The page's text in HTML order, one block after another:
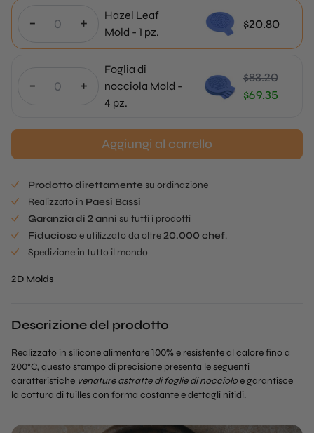
- +
Hazel Leaf
Mold - 1 pz.
$20.80
- +
Foglia di
nocciola Mold -
4 pz.
$83.20
Il
originale
$69.35
prezzo
Aggiungi al carrello
Prodotto direttamente su ordinazione
Realizzato in Paesi Bassi
Garanzia di 2 anni su tutti i prodotti
Fiduciosoe utilizzato da oltre20.000 chef.
Spedizione in tutto il mondo
2D Molds
Descrizione del prodotto
Realizzato in silicone alimentare 100% e resistente al calore fino a
200°C, questo stampo di precisione presenta le seguenti
caratteristiche venature astratte di foglie di noccioloe garantisce
la cottura di tuilles con forma costante e dettagli nitidi.